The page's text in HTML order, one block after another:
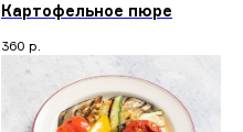
Картофельное пюре
360 р.